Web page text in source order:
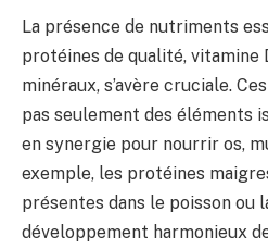
La présence de nutriments
protéines de qualité, vitamine
minéraux, s’avère cruciale.
pas seulement des éléments
en synergie pour nourrir os,
exemple, les protéines
présentes dans le poisson ou
développement harmonieux